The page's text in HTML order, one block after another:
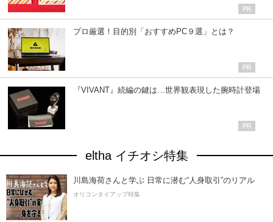
プロ厳選！目的別「おすすめPC９選」とは？
『VIVANT』続編の鍵は…世界観表現した腕時計登場
eltha イチオシ特集
川島海荷さんと学ぶ 日常に潜む“人身取引”のリアル
オリコンタイアップ特集